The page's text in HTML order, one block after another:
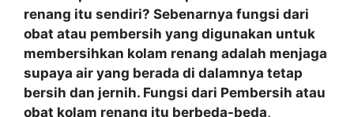
renang itu sendiri? Sebenarnya fungsi dari
obat atau pembersih yang digunakan untuk
membersihkan kolam renang adalah menjaga
supaya air yang berada di dalamnya tetap
bersih dan jernih. Fungsi dari Pembersih atau
obat kolam renang itu berbeda-beda,